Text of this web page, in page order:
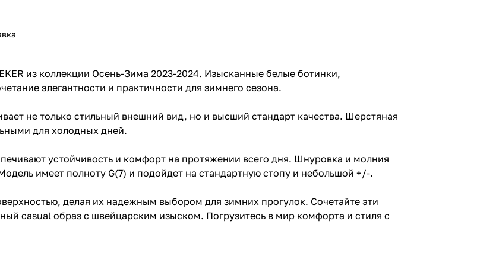
из коллекции Осень-Зима 2023-2024. Изысканные белые ботинки,
элегантности и практичности для зимнего сезона.
не только стильный внешний вид, но и высший стандарт качества. Шерстяная
для холодных дней.
устойчивость и комфорт на протяжении всего дня. Шнуровка и молния
имеет полноту G(7) и подойдет на стандартную стопу и небольшой +/-.
делая их надежным выбором для зимних прогулок. Сочетайте эти
casual образ с швейцарским изыском. Погрузитесь в мир комфорта и стиля с